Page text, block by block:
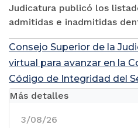
Judicatura publicó los
admitidas e inadmitidas
Consejo Superior de la
virtual para avanzar en la
Código de Integridad del
Más detalles
3/08/26